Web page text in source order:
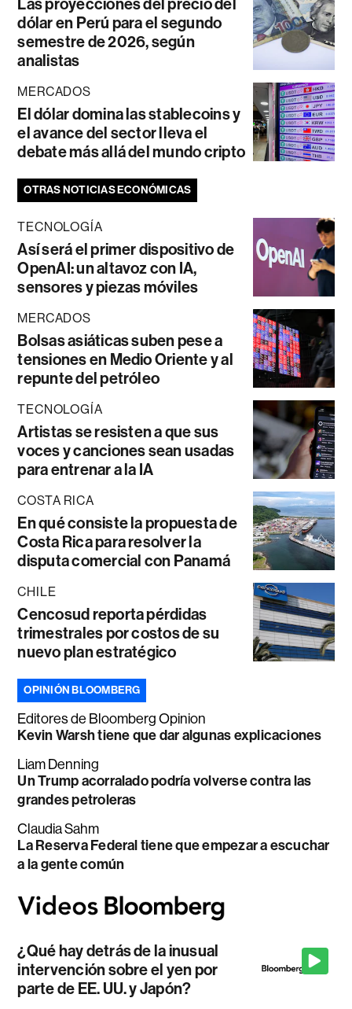
Las proyecciones del precio del
dólar en Perú para el segundo
semestre de 2026, según
analistas
MERCADOS
El dólar domina las stablecoins y
el avance del sector lleva el
debate más allá del mundo cripto
OTRAS NOTICIAS ECONÓMICAS
TECNOLOGÍA
Así será el primer dispositivo de
OpenAI: un altavoz con IA,
sensores y piezas móviles
MERCADOS
Bolsas asiáticas suben pese a
tensiones en Medio Oriente y al
repunte del petróleo
TECNOLOGÍA
Artistas se resisten a que sus
voces y canciones sean usadas
para entrenar a la IA
COSTA RICA
En qué consiste la propuesta de
Costa Rica para resolver la
disputa comercial con Panamá
CHILE
Cencosud reporta pérdidas
trimestrales por costos de su
nuevo plan estratégico
OPINIÓN BLOOMBERG
Editores de Bloomberg Opinion
Kevin Warsh tiene que dar algunas explicaciones
Liam Denning
Un Trump acorralado podría volverse contra las
grandes petroleras
Claudia Sahm
La Reserva Federal tiene que empezar a escuchar
a la gente común
¿Qué hay detrás de la inusual
intervención sobre el yen por
parte de EE. UU. y Japón?